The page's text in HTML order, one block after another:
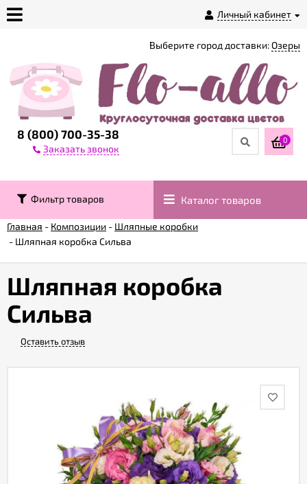
Личный кабинет
магазине
Доставка
Контакты
Возврат
Акции
8 (800) 700-35-38
Заказать звонок
Выберите город доставки:Озеры
0
Фильтр товаров Каталог товаров
Главная - Композиции - Шляпные коробки
- Шляпная коробка Сильва
Шляпная коробка
Сильва
Оставить отзыв